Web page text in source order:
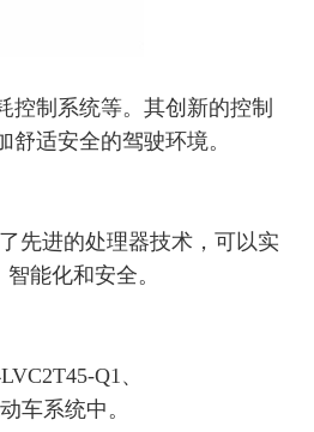
制系统等。其创新的控制
适安全的驾驶环境。
先进的处理器技术，可以实
能化和安全。
Q1、
车系统中。